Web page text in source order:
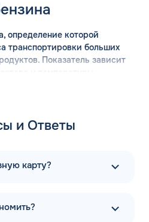
определение которой
транспортировки больших
Показатель зависит
готовые таблицы.
увеличения.
Показатель не
и Ответы
карту?